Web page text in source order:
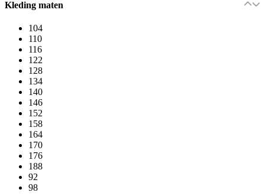
Kleding maten
104
110
116
122
128
134
140
146
152
158
164
170
176
188
92
98